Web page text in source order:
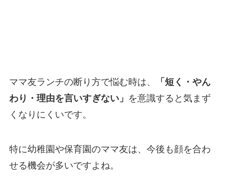
ママ友ランチの断り方で悩む時は、
「短く・やん
わり・理由を言いすぎない」 を意識すると気まず
くなりにくいです。
特に幼稚園や保育園のママ友は、今後も顔を合わ
せる機会が多いですよね。